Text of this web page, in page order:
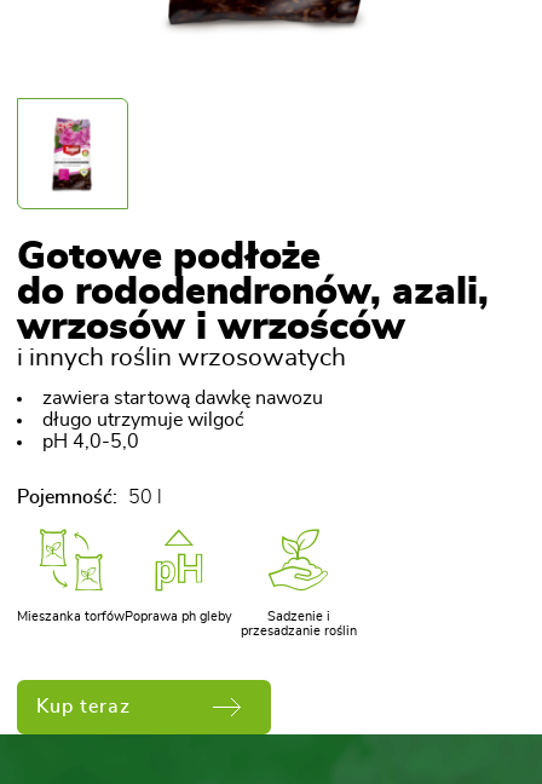
Gotowe podłoże
do rododendronów, azali,
wrzosów i wrzośców
i innych roślin wrzosowatych
zawiera startową dawkę nawozu
długo utrzymuje wilgoć
pH 4,0-5,0
Pojemność: 50 l
Mieszanka torfówPoprawa ph gleby
Sadzenie i
przesadzanie roślin
Kup teraz